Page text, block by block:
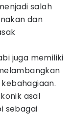
salah
dan
juga memiliki
asal
sebagai